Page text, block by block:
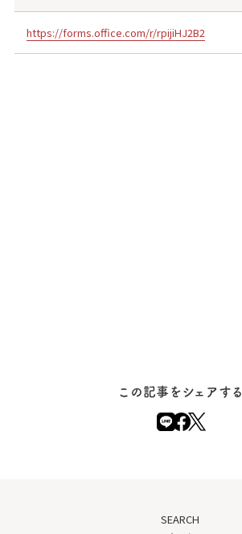
https://forms.office.com/r/rpijiHJ2B2
この記事をシェアする
SEARCH